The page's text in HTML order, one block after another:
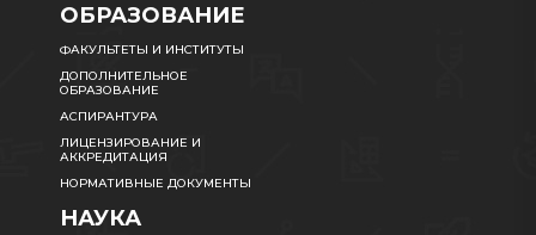
ОБРАЗОВАНИЕ
ФАКУЛЬТЕТЫ И ИНСТИТУТЫ
ДОПОЛНИТЕЛЬНОЕ
ОБРАЗОВАНИЕ
АСПИРАНТУРА
ЛИЦЕНЗИРОВАНИЕ И
АККРЕДИТАЦИЯ
НОРМАТИВНЫЕ ДОКУМЕНТЫ
НАУКА